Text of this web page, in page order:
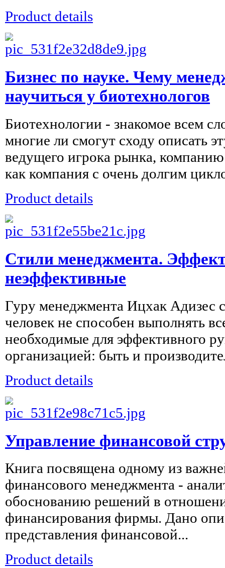
Product details
Бизнес по науке. Чему
научиться у биотехнологов
Биотехнологии - знакомое всем
многие ли смогут сходу описать
ведущего игрока рынка,
как компания с очень долгим
Product details
Стили менеджмента.
неэффективные
Гуру менеджмента Ицхак Адизес
человек не способен выполнять
необходимые для эффективного
организацией: быть и
Product details
Управление финансовой
Книга посвящена одному из
финансового менеджмента -
обоснованию решений в
финансирования фирмы. Дано
представления финансовой...
Product details